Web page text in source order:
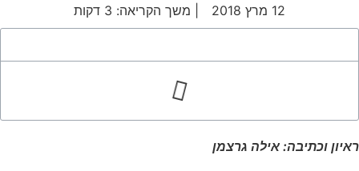
12 מרץ 2018 | משך הקריאה: 3 דקות
וכתיבה: אילה גרצמן